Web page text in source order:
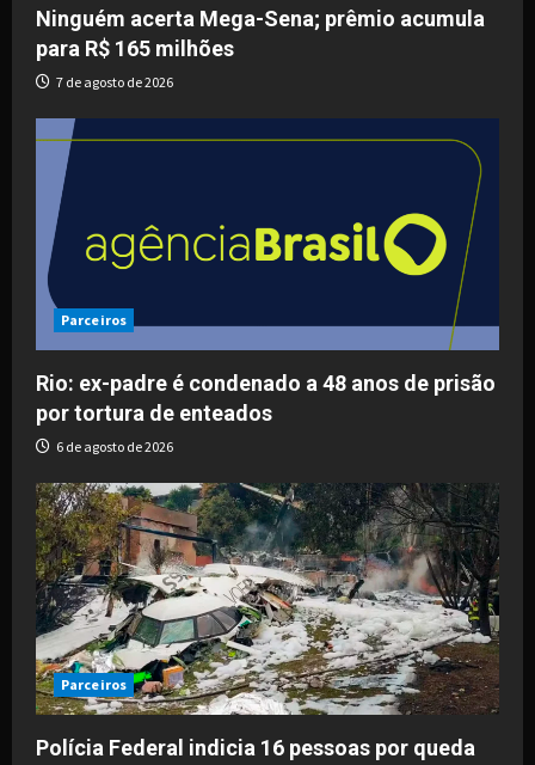
Ninguém acerta Mega-Sena; prêmio acumula
para R$ 165 milhões
7 de agosto de 2026
Parceiros
Rio: ex-padre é condenado a 48 anos de prisão
por tortura de enteados
6 de agosto de 2026
Parceiros
Polícia Federal indicia 16 pessoas por queda